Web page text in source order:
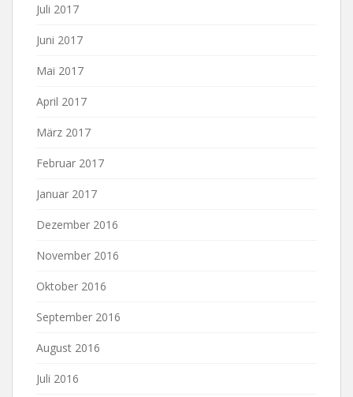
Juli 2017
Juni 2017
Mai 2017
April 2017
März 2017
Februar 2017
Januar 2017
Dezember 2016
November 2016
Oktober 2016
September 2016
August 2016
Juli 2016